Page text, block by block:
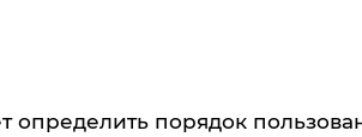
определить порядок